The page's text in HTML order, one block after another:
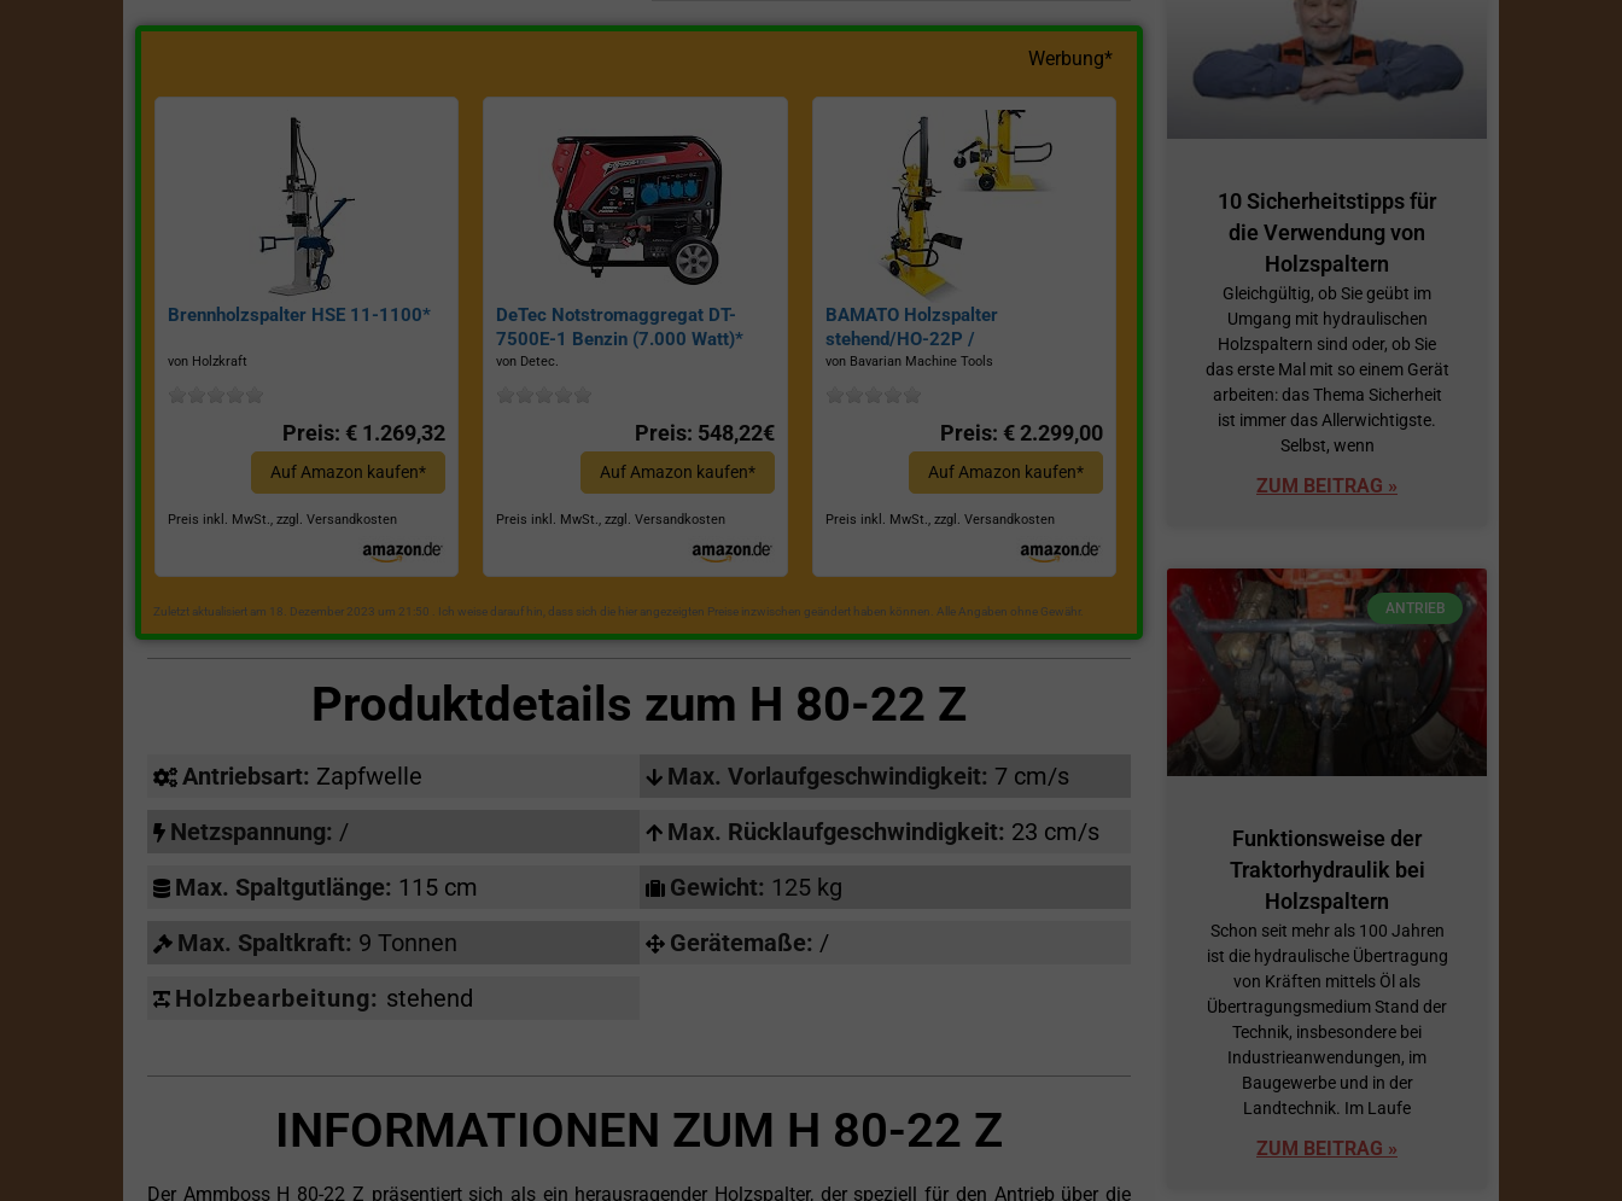
Werbung*
Brennholzspalter HSE 11-1100*
von Holzkraft
Preis: € 1.269,32
Auf Amazon kaufen*
Preis inkl. MwSt., zzgl. Versandkosten
DeTec Notstromaggregat DT-
7500E-1 Benzin (7.000 Watt)*
von Detec.
Preis: 548,22€
Auf Amazon kaufen*
Preis inkl. MwSt., zzgl. Versandkosten
BAMATO Holzspalter
stehend/HO-22P /
Zapfwellenantrieb, Inkl.
von Bavarian Machine Tools
Preis: € 2.299,00
Auf Amazon kaufen*
Preis inkl. MwSt., zzgl. Versandkosten
Zuletzt aktualisiert am 18. Dezember 2023 um 21:50 . Ich weise darauf hin, dass sich die hier angezeigten Preise inzwischen geändert haben können. Alle Angaben ohne Gewähr.
Produktdetails zum H 80-22 Z
Antriebsart: Zapfwelle
Netzspannung: /
Max. Spaltgutlänge: 115 cm
Max. Spaltkraft: 9 Tonnen
Holzbearbeitung: stehend
Max. Vorlaufgeschwindigkeit: 7 cm/s
Max. Rücklaufgeschwindigkeit: 23 cm/s
Gewicht: 125 kg
Gerätemaße: /
INFORMATIONEN ZUM H 80-22 Z
Der Ammboss H 80-22 Z präsentiert sich als ein herausragender Holzspalter, der speziell für den Antrieb über die
10 Sicherheitstipps für
die Verwendung von
Holzspaltern
Gleichgültig, ob Sie geübt im
Umgang mit hydraulischen
Holzspaltern sind oder, ob Sie
das erste Mal mit so einem Gerät
arbeiten: das Thema Sicherheit
ist immer das Allerwichtigste.
Selbst, wenn
ZUM BEITRAG »
ANTRIEB
Funktionsweise der
Traktorhydraulik bei
Holzspaltern
Schon seit mehr als 100 Jahren
ist die hydraulische Übertragung
von Kräften mittels Öl als
Übertragungsmedium Stand der
Technik, insbesondere bei
Industrieanwendungen, im
Baugewerbe und in der
Landtechnik. Im Laufe
ZUM BEITRAG »